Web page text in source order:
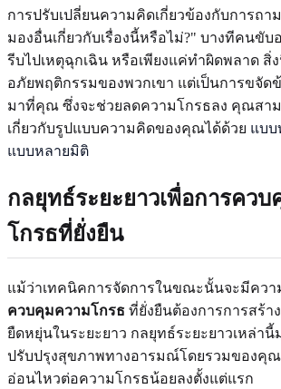
การปรับเปลี่ยนความคิดเกี่ยวข้องกับการถา
มองอื่นเกี่ยวกับเรื่องนี้หรือไม่?" บางทีคนขับ
รีบไปเหตุฉุกเฉิน หรือเพียงแค่ทำผิดพลาด สิ่
อภัยพฤติกรรมของพวกเขา แต่เป็นการขจัด
มาที่คุณ ซึ่งจะช่วยลดความโกรธลง คุณสาม
เกี่ยวกับรูปแบบความคิดของคุณได้ด้วย แบบ
แบบหลายมิติ
กลยุทธ์ระยะยาวเพื่อการคว
โกรธที่ยั่งยืน
แม้ว่าเทคนิคการจัดการในขณะนั้นจะมีคว
ควบคุมความโกรธ ที่ยั่งยืนต้องการการสร้
ยืดหยุ่นในระยะยาว กลยุทธ์ระยะยาวเหล่านี้
ปรับปรุงสุขภาพทางอารมณ์โดยรวมของคุ
อ่อนไหวต่อความโกรธน้อยลงตั้งแต่แรก